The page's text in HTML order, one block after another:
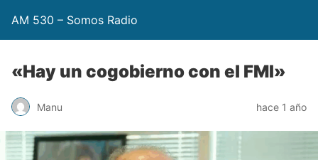
AM 530 – Somos Radio
«Hay un cogobierno con el FMI»
Manu hace 1 año